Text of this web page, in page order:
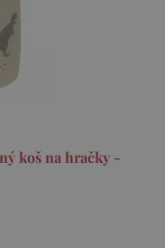
koš na hračky -